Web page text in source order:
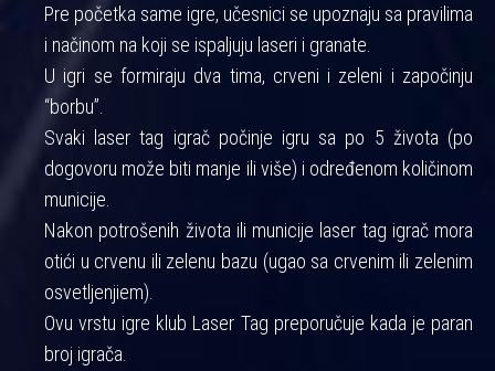
Pre početka same igre, učesnici se upoznaju sa pravilima
i načinom na koji se ispaljuju laseri i granate.
U igri se formiraju dva tima, crveni i zeleni i započinju
“borbu”.
Svaki laser tag igrač počinje igru sa po 5 života (po
dogovoru može biti manje ili više) i određenom količinom
municije.
Nakon potrošenih života ili municije laser tag igrač mora
otići u crvenu ili zelenu bazu (ugao sa crvenim ili zelenim
osvetljenjiem).
Ovu vrstu igre klub Laser Tag preporučuje kada je paran
broj igrača.